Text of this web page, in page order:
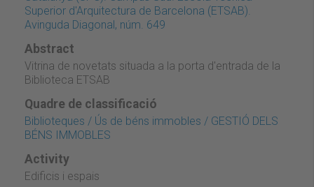
Superior d'Arquitectura de Barcelona (ETSAB).
Avinguda Diagonal, núm. 649
Abstract
Vitrina de novetats situada a la porta d'entrada de la
Biblioteca ETSAB
Quadre de classificació
Biblioteques / Ús de béns immobles / GESTIÓ DELS
BÉNS IMMOBLES
Activity
Edificis i espais